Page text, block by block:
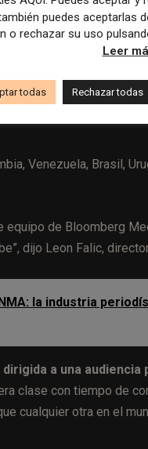
propiedad de Falic
de viajes minoristas /
y belleza, distribución
Venezuela, Brasil,
equipo de Bloomberg
dijo Leon Falic,
la industria
dirigida a una
clase con tiempo de
cualquier otra en el
puedes aceptarlas
o rechazar su uso
Leer
todas Rechazar todas